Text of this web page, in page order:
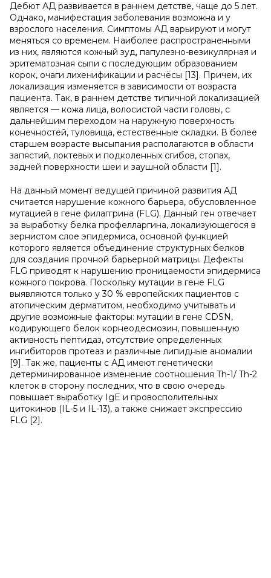
Дебют АД развивается в раннем детстве, чаще до 5 лет.
Однако, манифестация заболевания возможна и у
взрослого населения. Симптомы АД варьируют и могут
меняться со временем. Наиболее распространенными
из них, являются кожный зуд, папулезно-везикулярная и
эритематозная сыпи с последующим образованием
корок, очаги лихенификации и расчёсы [13]. Причем, их
локализация изменяется в зависимости от возраста
пациента. Так, в раннем детстве типичной локализацией
является — кожа лица, волосистой части головы, с
дальнейшим переходом на наружную поверхность
конечностей, туловища, естественные складки. В более
старшем возрасте высыпания располагаются в области
запястий, локтевых и подколенных сгибов, стопах,
задней поверхности шеи и заушной области [1].
На данный момент ведущей причиной развития АД
считается нарушение кожного барьера, обусловленное
мутацией в гене филаггрина (FLG). Данный ген отвечает
за выработку белка профелларгина, локализующегося в
зернистом слое эпидермиса, основной функцией
которого является объединение структурных белков
для создания прочной барьерной матрицы. Дефекты
FLG приводят к нарушению проницаемости эпидермиса
кожного покрова. Поскольку мутации в гене FLG
выявляются только у 30 % европейских пациентов с
атопическим дерматитом, необходимо учитывать и
другие возможные факторы: мутации в гене CDSN,
кодирующего белок корнеодесмозин, повышенную
активность пептидаз, отсутствие определенных
ингибиторов протеаз и различные липидные аномалии
[9]. Так же, пациенты с АД имеют генетически
детерминированное изменение соотношения Th-1/ Th-2
клеток в сторону последних, что в свою очередь
повышает выработку IgE и провосполительных
цитокинов (IL-5 и IL-13), а также снижает экспрессию
FLG [2].